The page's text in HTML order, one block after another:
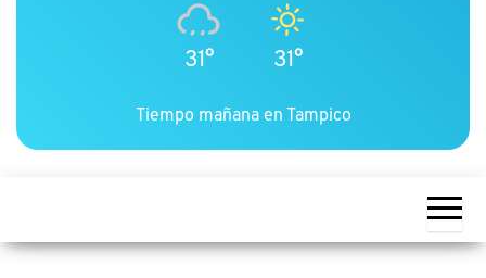
31° 31°
Tiempo mañana en Tampico